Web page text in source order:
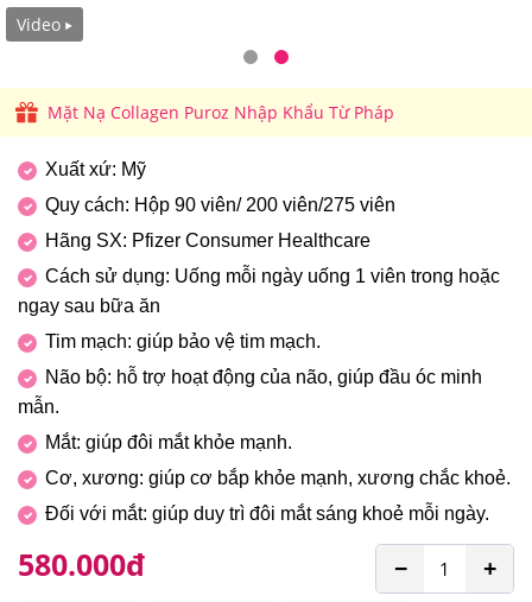
Video
Mặt Nạ Collagen Puroz Nhập Khẩu Từ Pháp
Xuất xứ: Mỹ
Quy cách: Hộp 90 viên/ 200 viên/275 viên
Hãng SX: Pfizer Consumer Healthcare
Cách sử dụng: Uống mỗi ngày uống 1 viên trong hoặc
ngay sau bữa ăn
Tim mạch: giúp bảo vệ tim mạch.
Não bộ: hỗ trợ hoạt động của não, giúp đầu óc minh
mẫn.
Mắt: giúp đôi mắt khỏe mạnh.
Cơ, xương: giúp cơ bắp khỏe mạnh, xương chắc khoẻ.
Đối với mắt: giúp duy trì đôi mắt sáng khoẻ mỗi ngày.
580.000đ +
−